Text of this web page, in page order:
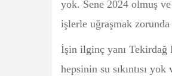
yok. Sene 2024 olmuş
işlerle uğraşmak zorunda
İşin ilginç yanı Tekirdağ
hepsinin su sıkıntısı